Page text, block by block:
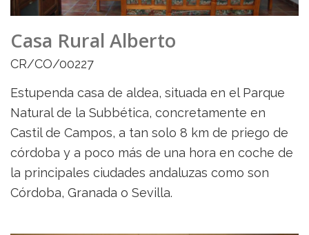
Casa Rural Alberto
CR/CO/00227
Estupenda casa de aldea, situada en el Parque
Natural de la Subbética, concretamente en
Castil de Campos, a tan solo 8 km de priego de
córdoba y a poco más de una hora en coche de
la principales ciudades andaluzas como son
Córdoba, Granada o Sevilla.